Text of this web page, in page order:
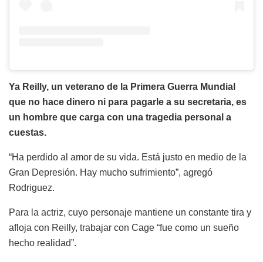
Ya Reilly, un veterano de la Primera Guerra Mundial
que no hace dinero ni para pagarle a su secretaria, es
un hombre que carga con una tragedia personal a
cuestas.
“Ha perdido al amor de su vida. Está justo en medio de la
Gran Depresión. Hay mucho sufrimiento”, agregó
Rodriguez.
Para la actriz, cuyo personaje mantiene un constante tira y
afloja con Reilly, trabajar con Cage “fue como un sueño
hecho realidad”.